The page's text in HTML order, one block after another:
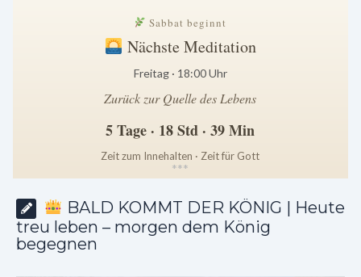
Sabbat beginnt
Nächste Meditation
Freitag · 18:00 Uhr
Zurück zur Quelle des Lebens
5 Tage · 18 Std · 39 Min
Zeit zum Innehalten · Zeit für Gott
***
BALD KOMMT DER KÖNIG | Heute
treu leben – morgen dem König
begegnen